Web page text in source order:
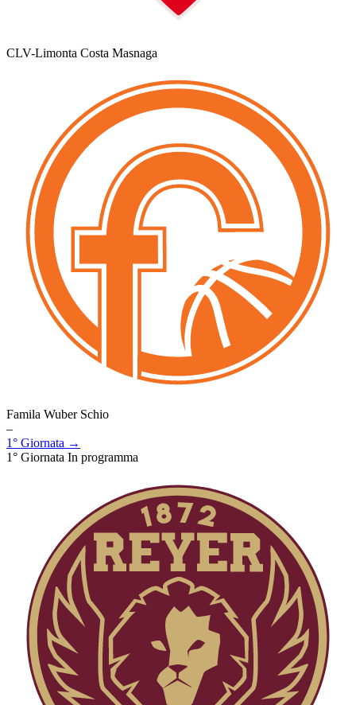
CLV-Limonta Costa Masnaga
Famila Wuber Schio
–
1° Giornata →
1° Giornata In programma